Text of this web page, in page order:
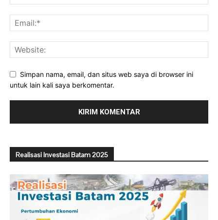
Simpan nama, email, dan situs web saya di browser ini
untuk lain kali saya berkomentar.
Realisasi Investasi Batam 2025